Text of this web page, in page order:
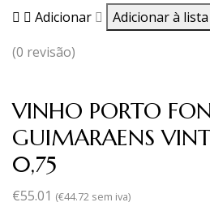
Adicionar Adicionar à
(0 revisão)
VINHO PORTO
GUIMARAENS
0,75
€55.01 (€44.72 sem iva)